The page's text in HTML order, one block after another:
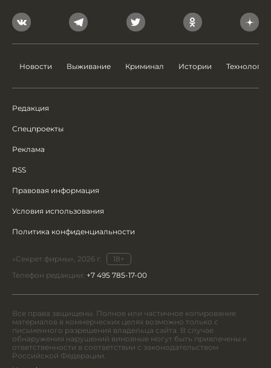
Новости Выживание Криминал Истории Технологии
Редакция
Спецпроекты
Реклама
RSS
Правовая информация
Условия использования
Политика конфиденциальности
«Секрет фирмы», 2026 г.
18+
Телефон редакции: +7 495 785-17-00
Все права защищены. Полное или частичное копирование
материалов в коммерческих целях возможно только с
письменного разрешения владельца сайта. В случае
обнаружения нарушений виновные могут быть привлечены к
ответственности в соответствии с законодательством
Российской Федерации.